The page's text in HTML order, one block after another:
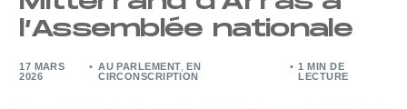
l’Assemblée nationale
17 MARS
2026
AU PARLEMENT ,EN
CIRCONSCRIPTION
1 MIN DE
LECTURE